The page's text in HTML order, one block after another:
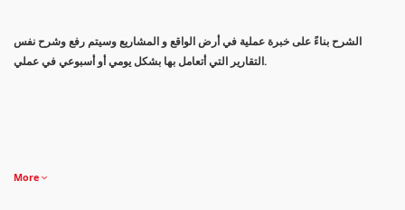
الشرح بناءً على خبرة عملية في أرض الواقع و المشاريع وسيتم رفع وشرح نفس
التقارير التي أتعامل بها بشكل يومي أو أسبوعي في عملي.
More